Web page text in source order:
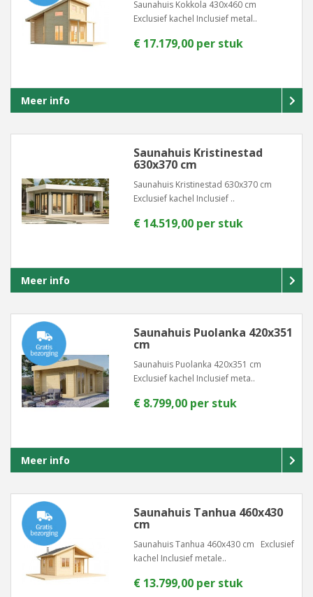
Saunahuis Kokkola 430x460 cm
Exclusief kachel Inclusief metal..
€ 17.179,00 per stuk
Meer info
Saunahuis Kristinestad
630x370 cm
Saunahuis Kristinestad 630x370 cm
Exclusief kachel Inclusief ..
€ 14.519,00 per stuk
Meer info
Saunahuis Puolanka 420x351
cm
Saunahuis Puolanka 420x351 cm
Exclusief kachel Inclusief meta..
€ 8.799,00 per stuk
Meer info
Saunahuis Tanhua 460x430
cm
Saunahuis Tanhua 460x430 cm Exclusief
kachel Inclusief metale..
€ 13.799,00 per stuk